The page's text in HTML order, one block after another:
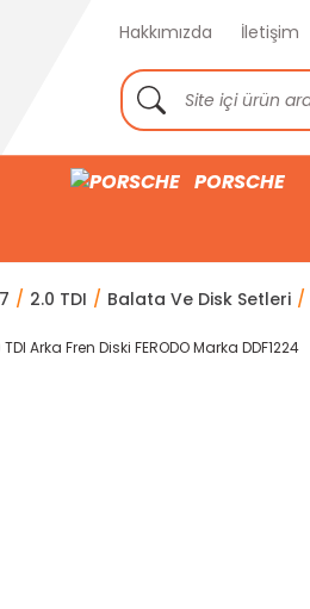
Hakkımızda İletişim
PORSCHE
2.0 TDI Balata Ve Disk Setleri